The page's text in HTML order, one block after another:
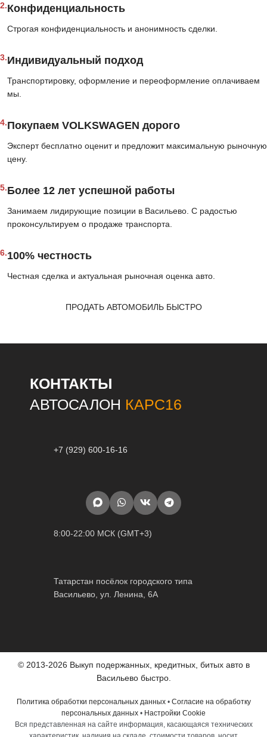
2.Конфиденциальность
Строгая конфиденциальность и анонимность сделки.
3.Индивидуальный подход
Транспортировку, оформление и переоформление оплачиваем
мы.
4.Покупаем VOLKSWAGEN дорого
Эксперт бесплатно оценит и предложит максимальную рыночную
цену.
5.Более 12 лет успешной работы
Занимаем лидирующие позиции в Васильево. С радостью
проконсультируем о продаже транспорта.
6.100% честность
Честная сделка и актуальная рыночная оценка авто.
ПРОДАТЬ АВТОМОБИЛЬ БЫСТРО
КОНТАКТЫ
АВТОСАЛОН КАРС16
+7 (929) 600-16-16
8:00-22:00 МСК (GMT+3)
Татарстан посёлок городского типа
Васильево, ул. Ленина, 6А
© 2013-2026 Выкуп подержанных, кредитных, битых авто в
Васильево быстро.
Политика обработки персональных данных• Согласие на обработку
персональных данных • Настройки Cookie
Вся представленная на сайте информация, касающаяся технических